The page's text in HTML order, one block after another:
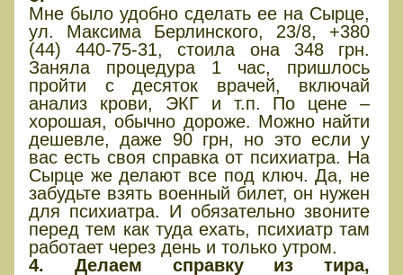
Мне было удобно сделать ее на Сырце,
ул. Максима Берлинского, 23/8, +380
(44) 440-75-31, стоила она 348 грн.
Заняла процедура 1 час, пришлось
пройти с десяток врачей, включай
анализ крови, ЭКГ и т.п. По цене –
хорошая, обычно дороже. Можно найти
дешевле, даже 90 грн, но это если у
вас есть своя справка от психиатра. На
Сырце же делают все под ключ. Да, не
забудьте взять военный билет, он нужен
для психиатра. И обязательно звоните
перед тем как туда ехать, психиатр там
работает через день и только утром.
4. Делаем справку из тира,